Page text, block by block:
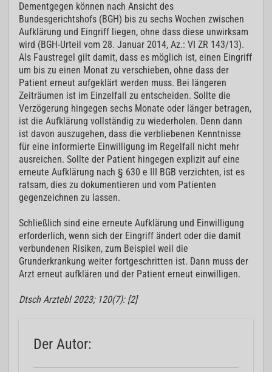
Dementgegen können nach Ansicht des
Bundesgerichtshofs (BGH) bis zu sechs Wochen zwischen
Aufklärung und Eingriff liegen, ohne dass diese unwirksam
wird (BGH-Urteil vom 28. Januar 2014, Az.: VI ZR 143/13).
Als Faustregel gilt damit, dass es möglich ist, einen Eingriff
um bis zu einen Monat zu verschieben, ohne dass der
Patient erneut aufgeklärt werden muss. Bei längeren
Zeiträumen ist im Einzelfall zu entscheiden. Sollte die
Verzögerung hingegen sechs Monate oder länger betragen,
ist die Aufklärung vollständig zu wiederholen. Denn dann
ist davon auszugehen, dass die verbliebenen Kenntnisse
für eine informierte Einwilligung im Regelfall nicht mehr
ausreichen. Sollte der Patient hingegen explizit auf eine
erneute Aufklärung nach § 630 e III BGB verzichten, ist es
ratsam, dies zu dokumentieren und vom Patienten
gegenzeichnen zu lassen.
Schließlich sind eine erneute Aufklärung und Einwilligung
erforderlich, wenn sich der Eingriff ändert oder die damit
verbundenen Risiken, zum Beispiel weil die
Grunderkrankung weiter fortgeschritten ist. Dann muss der
Arzt erneut aufklären und der Patient erneut einwilligen.
Dtsch Arztebl 2023; 120(7): [2]
Der Autor: